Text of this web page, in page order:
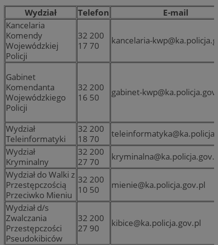
Wydział
Telefon
E-mail
Kancelaria
Komendy
Wojewódzkiej
Policji
32 200
17 70
kancelaria-
Gabinet
Komendanta
Wojewódzkiego
Policji
32 200
16 50
gabinet-
Wydział
Teleinformatyki
32 200
18 70
Wydział
Kryminalny
32 200
27 70
Wydział do Walki z
Przestępczością
Przeciwko Mieniu
32 200
10 50
mienie@ka.policja.gov.pl
Wydział d/s
Zwalczania
Przestępczości
Pseudokibiców
32 200
27 90
kibice@ka.policja.gov.pl